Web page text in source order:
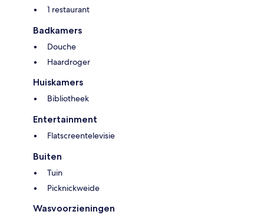
1 restaurant
Badkamers
Douche
Haardroger
Huiskamers
Bibliotheek
Entertainment
Flatscreentelevisie
Buiten
Tuin
Picknickweide
Wasvoorzieningen